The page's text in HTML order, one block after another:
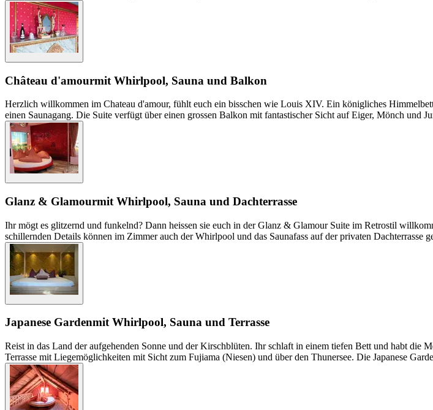
Château d'amourmit Whirlpool, Sauna und Balkon
Herzlich willkommen im Chateau d'amour, fühlt euch ein bisschen wie Louis XIV. Ein königliches
einen Saunagang. Die Suite verfügt über einen grossen Balkon mit fantastischer Sicht auf Eiger, Mönch und
Glanz & Glamourmit Whirlpool, Sauna und Dachterrasse
Ihr mögt es glitzernd und funkelnd? Dann heissen sie euch in der Glanz & Glamour Suite im Retrostil
schillernden Details können im Zimmer auch der Whirlpool und das Saunafass auf der privaten Dachterrasse
Japanese Gardenmit Whirlpool, Sauna und Terrasse
Reist in das Land der aufgehenden Sonne und der Kirschblüten. Ihr schlaft in einem tiefen Bett und habt
Terrasse mit Liegemöglichkeiten mit Sicht zum Fujiama (Niesen) und über den Thunersee. Die Japanese